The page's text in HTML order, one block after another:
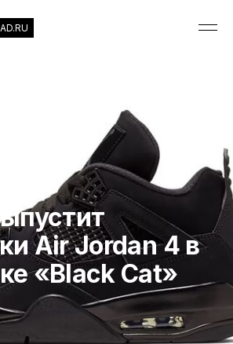
Air Jordan 4 в
«Black Cat»